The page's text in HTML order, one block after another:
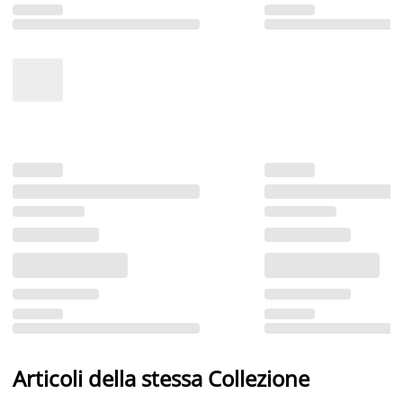
Articoli della stessa Collezione